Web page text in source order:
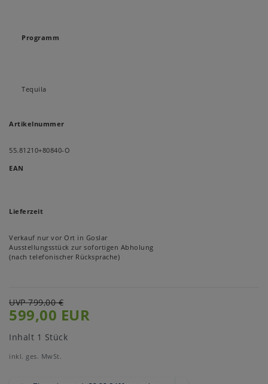
Programm
Tequila
Artikelnummer
55.81210+80840-O
EAN
Lieferzeit
Verkauf nur vor Ort in Goslar
Ausstellungsstück zur sofortigen Abholung
(nach telefonischer Rücksprache)
UVP 799,00 €
599,00 EUR
Inhalt 1 Stück
inkl. ges. MwSt.